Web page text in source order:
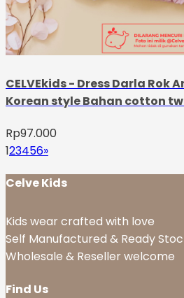
CELVEkids - Dress Darla Rok
Korean style Bahan cotton
Rp97.000
123456»
Celve Kids
Kids wear crafted with love
Self Manufactured & Ready
Wholesale & Reseller welcome
Find Us